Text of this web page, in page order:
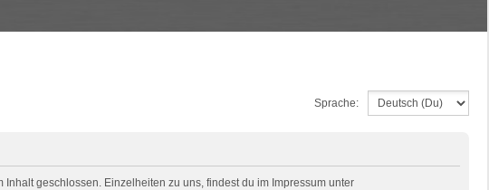
Sprache:
geschlossen. Einzelheiten zu uns, findest du im Impressum unter